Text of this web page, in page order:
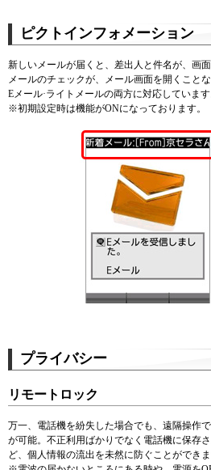
ピクトインフォメーション
新しいメールが届くと、差出人と件名が、画
メールのチェックが、メール画面を開くこと
Eメール·ライトメールの両方に対応しています
※初期設定時は機能がONになっております。
プライバシー
リモートロック
万一、電話機を紛失した場合でも、遠隔操作
が可能。不正利用ばかりでなく電話機に保存
ど、個人情報の流出を未然に防ぐことができま